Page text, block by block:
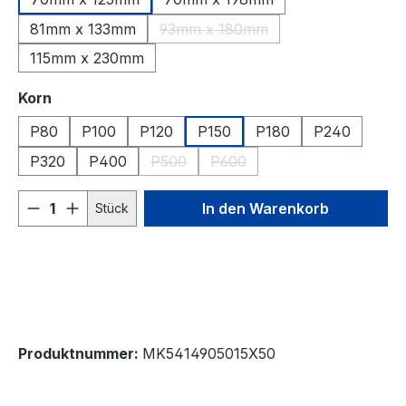
81mm x 133mm
93mm x 180mm
(Diese Option ist zurzeit nicht
115mm x 230mm
Korn
P80
P100 P120 P150 P180
P240
P320
P400 P500
(Diese Option ist zurzeit nicht
P600
(Diese Option ist zurzeit
Produkt Anzahl: Gib den
Stück In den Warenkorb
Produktnummer: MK5414905015X50